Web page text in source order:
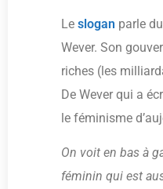
Le slogan parle
Wever. Son
riches (les
De Wever qui a
le féminisme
On voit en bas à
féminin qui est